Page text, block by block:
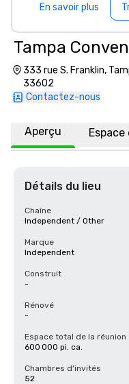
En savoir plus
Tampa
333 rue S. Franklin,
33602
Contactez-nous
Aperçu
Détails du lieu
Chaîne
Independent / Other
Marque
Independent
Construit
-
Rénové
-
Espace total de la réunion
600 000 pi. ca.
Chambres d'invités
52